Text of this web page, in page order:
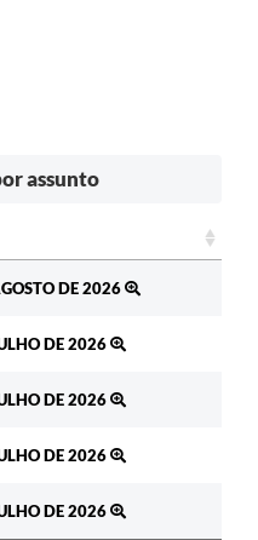
assunto
DE 2026
DE 2026
DE 2026
DE 2026
DE 2026